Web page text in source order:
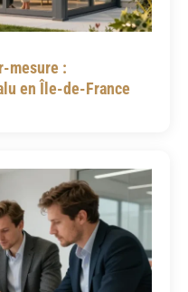
mesure :
en Île-de-France